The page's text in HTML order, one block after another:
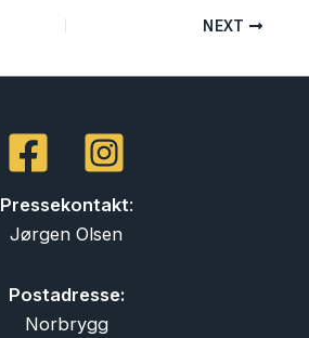
NEXT
Pressekontakt:
Jørgen Olsen
Postadresse:
Norbrygg